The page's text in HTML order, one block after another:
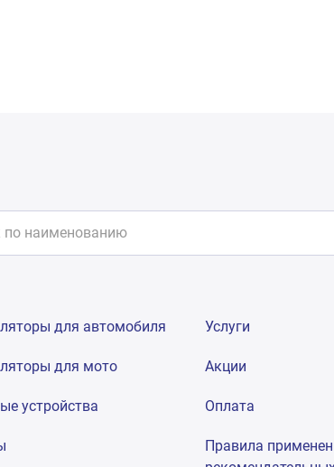
для автомобиля
для мото
устройства
Услуги
Акции
Оплата
Правила